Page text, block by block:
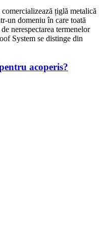
țiglă metalică
un domeniu în care toată
nerespectarea termenelor
System se distinge din
acoperis?